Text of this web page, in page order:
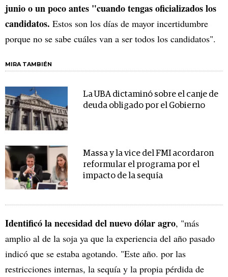
junio o un poco antes "cuando tengas oficializados los
candidatos. Estos son los días de mayor incertidumbre
porque no se sabe cuáles van a ser todos los candidatos".
MIRA TAMBIÉN
La UBA dictaminó sobre el canje de
deuda obligado por el Gobierno
Massa y la vice del FMI acordaron
reformular el programa por el
impacto de la sequía
Identificó la necesidad del nuevo dólar agro, "más
amplio al de la soja ya que la experiencia del año pasado
indicó que se estaba agotando. "Este año. por las
restricciones internas, la sequía y la propia pérdida de